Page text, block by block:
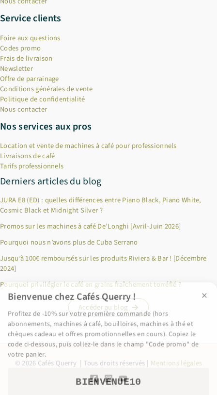
Service clients
Foire aux questions
Codes promo
Frais de livraison
Newsletter
Offre de parrainage
Conditions générales de vente
Politique de confidentialité
Nous contacter
Nos services aux pros
Location et vente de machines à café pour professionnels
Livraisons de café
Tarifs professionnels
Derniers articles du blog
JURA E8 (ED) : quelles différences entre Piano Black, Piano White,
Cosmic Black et Midnight Silver ?
Promos sur les machines à café De’Longhi [Avril-Juin 2026]
Pourquoi nous n’avons plus de Cuba Serrano
Jusqu’à 100€ remboursés sur les produits Riviera & Bar ! [Décembre
2024]
Pourquoi privilégier le café en grains fraîchement torréfié ?
Accéder au blog
© 2026 Cafés Querry | Tous droits réservés | Mentions légales
×
Bienvenue chez Cafés Querry !
Profitez de -10% sur votre première commande (hors
abonnements, machines à café, bouilloires, machines à thé et
chèques cadeau et offres promotionnelles en cours). Copiez le
code ci-dessous, puis collez-le dans le champ "Code promo" de
votre panier.
BIENVENUE10
Copier & fermer